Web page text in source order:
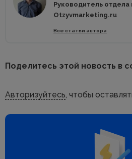
Руководитель отдела
Otzyvmarketing.ru
Все статьи автора
Поделитесь этой новость в
Авторизуйтесь, чтобы